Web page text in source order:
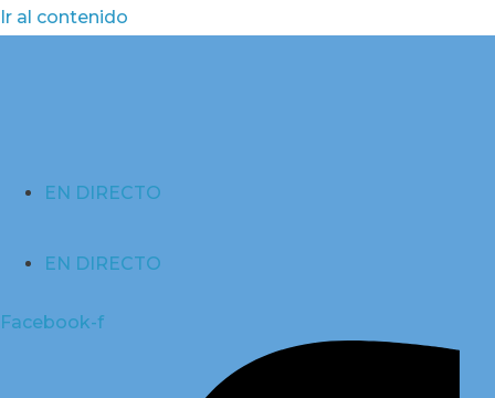
Ir al contenido
EN DIRECTO
EN DIRECTO
Facebook-f